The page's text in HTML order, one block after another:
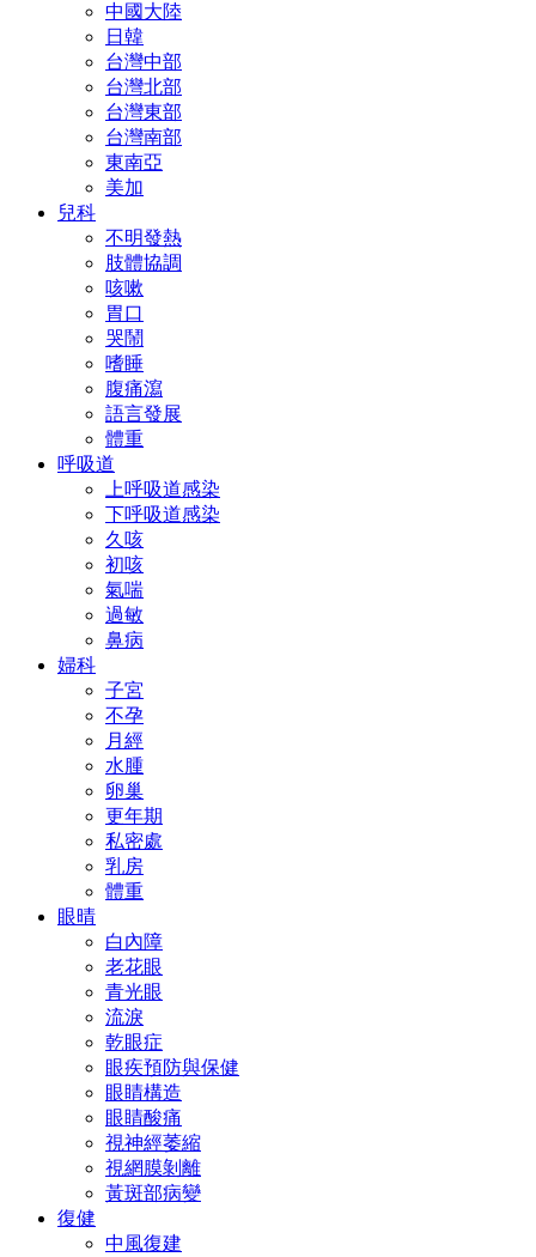
中國大陸
日韓
台灣中部
台灣北部
台灣東部
台灣南部
東南亞
美加
兒科
不明發熱
肢體協調
咳嗽
胃口
哭鬧
嗜睡
腹痛瀉
語言發展
體重
呼吸道
上呼吸道感染
下呼吸道感染
久咳
初咳
氣喘
過敏
鼻病
婦科
子宮
不孕
月經
水腫
卵巢
更年期
私密處
乳房
體重
眼晴
白內障
老花眼
青光眼
流淚
乾眼症
眼疾預防與保健
眼睛構造
眼睛酸痛
視神經萎縮
視網膜剝離
黃斑部病變
復健
中風復建